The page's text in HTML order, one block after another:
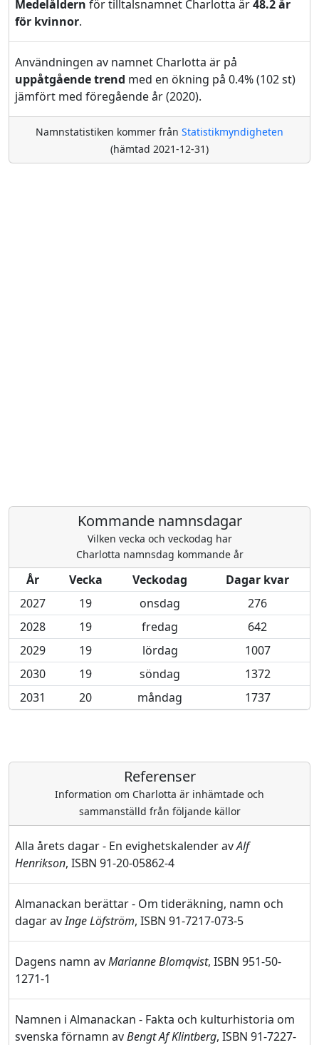
Medelåldern för tilltalsnamnet Charlotta är48.2 år
för kvinnor.
Användningen av namnet Charlotta är på
uppåtgående trend med en ökning på 0.4% (102 st)
jämfört med föregående år (2020).
Namnstatistiken kommer från Statistikmyndigheten
(hämtad 2021-12-31)
Kommande namnsdagar
Vilken vecka och veckodag har
Charlotta namnsdag kommande år
År Vecka Veckodag
Dagar kvar
2027
19 onsdag
276
2028
19 fredag
642
2029
19 lördag
1007
2030
19 söndag
1372
2031
20 måndag 1737
Referenser
Information om Charlotta är inhämtade och
sammanställd från följande källor
Alla årets dagar - En evighetskalender avAlf
Henrikson, ISBN 91-20-05862-4
Almanackan berättar - Om tideräkning, namn och
dagar avInge Löfström, ISBN 91-7217-073-5
Dagens namn avMarianne Blomqvist, ISBN 951-50-
1271-1
Namnen i Almanackan - Fakta och kulturhistoria om
svenska förnamn avBengt Af Klintberg, ISBN 91-7227-